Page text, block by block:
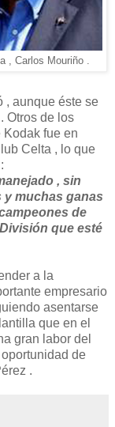
, Carlos Mouriño .
, aunque éste se
Otros de los
fue en
Celta , lo que
, sin
muchas ganas
de
que esté
a la
empresario
asentarse
que en el
gran labor del
de
.